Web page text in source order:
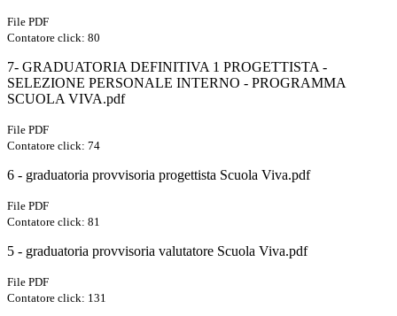
File PDF
Contatore click: 80
7- GRADUATORIA DEFINITIVA 1 PROGETTISTA -
SELEZIONE PERSONALE INTERNO - PROGRAMMA
SCUOLA VIVA.pdf
File PDF
Contatore click: 74
6 - graduatoria provvisoria progettista Scuola Viva.pdf
File PDF
Contatore click: 81
5 - graduatoria provvisoria valutatore Scuola Viva.pdf
File PDF
Contatore click: 131